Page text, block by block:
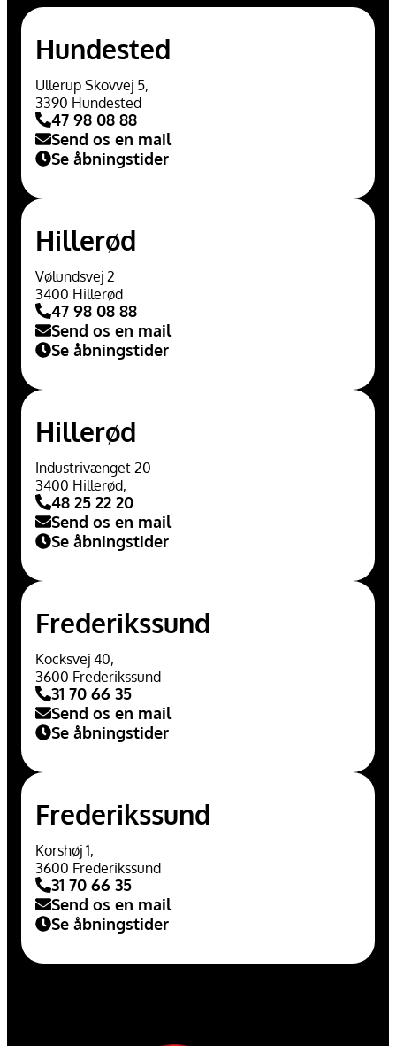
Hundested
Ullerup Skovvej 5,
3390 Hundested
47 98 08 88
Send os en mail
Se åbningstider
Hillerød
Vølundsvej 2
3400 Hillerød
47 98 08 88
Send os en mail
Se åbningstider
Hillerød
Industrivænget 20
3400 Hillerød,
48 25 22 20
Send os en mail
Se åbningstider
Frederikssund
Kocksvej 40,
3600 Frederikssund
31 70 66 35
Send os en mail
Se åbningstider
Frederikssund
Korshøj 1,
3600 Frederikssund
31 70 66 35
Send os en mail
Se åbningstider